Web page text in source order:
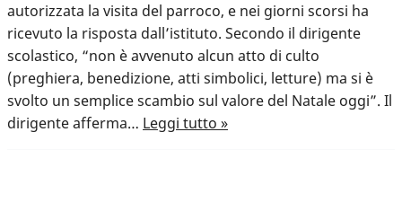
autorizzata la visita del parroco, e nei giorni scorsi ha
ricevuto la risposta dall’istituto. Secondo il dirigente
scolastico, “non è avvenuto alcun atto di culto
(preghiera, benedizione, atti simbolici, letture) ma si è
svolto un semplice scambio sul valore del Natale oggi”. Il
dirigente afferma… Leggi tutto »